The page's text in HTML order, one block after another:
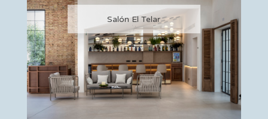
Salón El Telar